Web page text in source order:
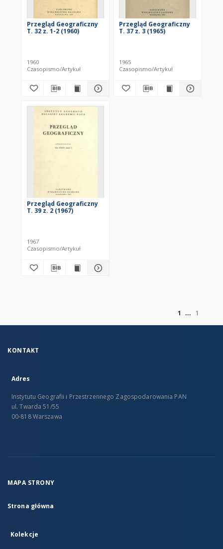
Przegląd Geograficzny
T. 32 z. 1-2 (1960)
1960
Czasopismo/Artykuł
Przegląd Geograficzny
T. 37 z. 3 (1965)
1965
Czasopismo/Artykuł
Przegląd Geograficzny
T. 39 z. 2 (1967)
1967
Czasopismo/Artykuł
1
1
KONTAKT
Adres
Instytutu Geografii i Przestrzennego Zagospodarowania PAN
ul. Twarda 51/55
00-818 Warszawa
MAPA STRONY
Strona główna
Kolekcje